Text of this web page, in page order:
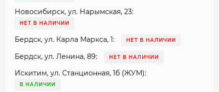
Новосибирск, ул. Нарымская, 23:
НЕТ В НАЛИЧИИ
Бердск, ул. Карла Маркса, 1: НЕТ В НАЛИЧИИ
Бердск, ул. Ленина, 89: НЕТ В НАЛИЧИИ
Искитим, ул. Станционная, 1б (ЖУМ):
В НАЛИЧИИ